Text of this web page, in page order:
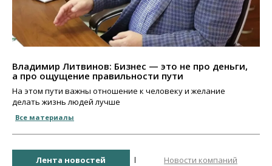
Владимир Литвинов: Бизнес — это не про деньги,
а про ощущение правильности пути
На этом пути важны отношение к человеку и желание
делать жизнь людей лучше
Все материалы
Лента новостей Новости компаний